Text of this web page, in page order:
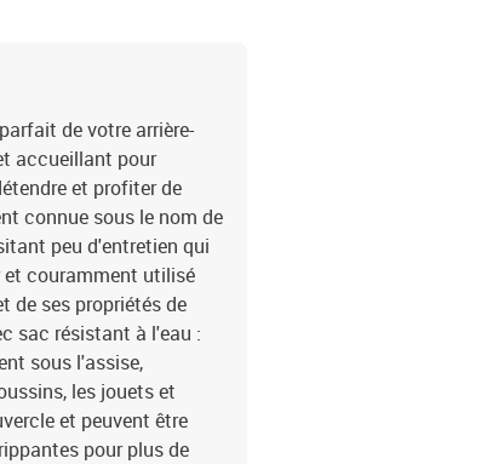
de votre arrière-
accueillant pour
et profiter de
connue sous le nom de
peu d'entretien qui
et couramment utilisé
de ses propriétés de
sac résistant à l'eau :
sous l'assise,
les jouets et
et peuvent être
pour plus de